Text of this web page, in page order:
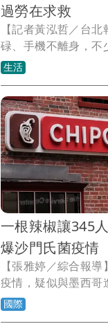
過勞在求救
【記者黃泓哲／台
碌、手機不離身，不
當機的經驗，明明知
想不起來，甚至看著
科醫師楊聰財表示
症，很多時候其實是
霧」造成。腦疲勞就
出現的警訊，而腦霧
力下降、記憶力變差
都不是正式疾病名稱
於過勞狀態。
生活
一根辣椒讓345
爆沙門氏菌疫
【張雅婷／綜合報
疫情，疑似與墨西哥
已擴及27州，造成
辣椒曾供應給
國際